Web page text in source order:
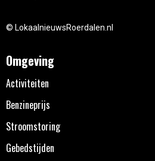
© LokaalnieuwsRoerdalen.nl
Omgeving
Activiteiten
Benzineprijs
Stroomstoring
Gebedstijden